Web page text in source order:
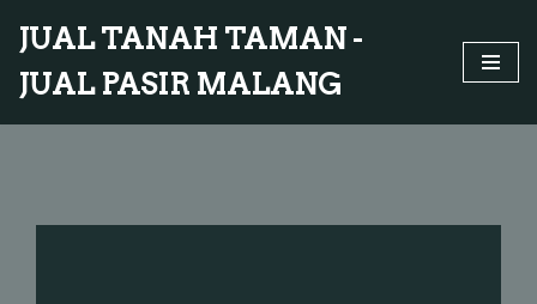
ke
konten
JUAL TANAH TAMAN -
JUAL PASIR MALANG